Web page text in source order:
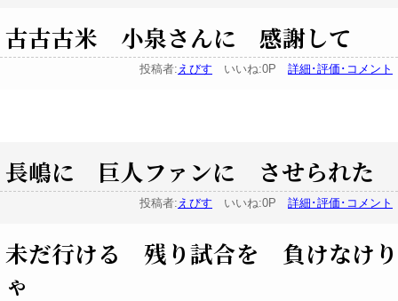
古古古米 小泉さんに 感謝して
投稿者: えびす いいね:0P 詳細･評価･コメント
長嶋に 巨人ファンに させられた
投稿者: えびす いいね:0P 詳細･評価･コメント
未だ行ける 残り試合を 負けなけり
ゃ